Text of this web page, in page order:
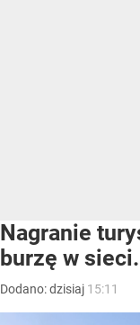
Nagranie
burzę w
Dodano:dzisiaj 15:11